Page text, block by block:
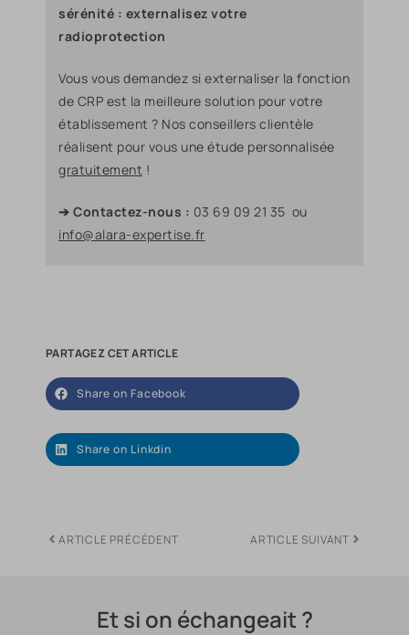
sérénité : externalisez votre
radioprotection
Vous vous demandez si externaliser la fonction
de CRP est la meilleure solution pour votre
établissement ? Nos conseillers clientèle
réalisent pour vous une étude personnalisée
gratuitement !
➔ Contactez-nous : 03 69 09 21 35 ou
info@alara-expertise.fr
PARTAGEZ CET ARTICLE
Share on Facebook
Share on Linkdin
ARTICLE PRÉCÉDENT ARTICLE SUIVANT
Et si on échangeait ?